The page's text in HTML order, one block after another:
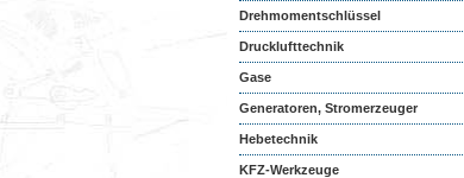
Drehmomentschlüssel
Drucklufttechnik
Gase
Generatoren, Stromerzeuger
Hebetechnik
KFZ-Werkzeuge